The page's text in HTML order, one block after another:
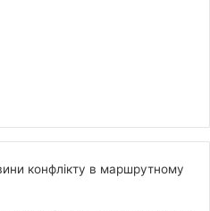
конфлікту в маршрутному